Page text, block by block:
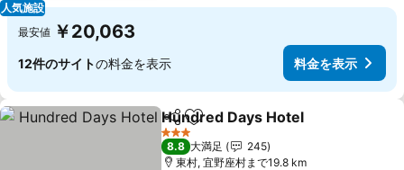
人気施設
最安値 ￥20,063
12件のサイトの料金を表示 料金を表示
シェアお気に入りに追加
Hundred Days Hotel
3 ホテルのランク
8.8 大満足
245
東村, 宜野座村まで19.8 km